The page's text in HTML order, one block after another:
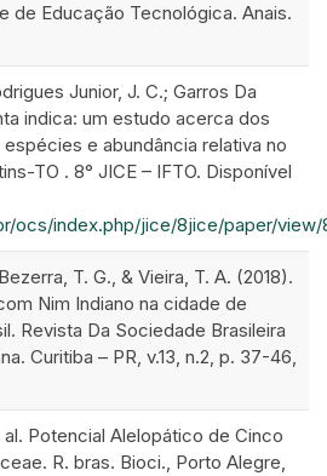
de Educação Tecnológica. Anais.
Junior, J. C.; Garros Da
indica: um estudo acerca dos
e abundância relativa no
TO . 8° JICE – IFTO. Disponível
ocs/index.php/jice/8jice/paper/
T. G., & Vieira, T. A. (2018).
Nim Indiano na cidade de
Revista Da Sociedade Brasileira
Curitiba – PR, v.13, n.2, p. 37-46,
al. Potencial Alelopático de Cinco
R. bras. Bioci., Porto Alegre,